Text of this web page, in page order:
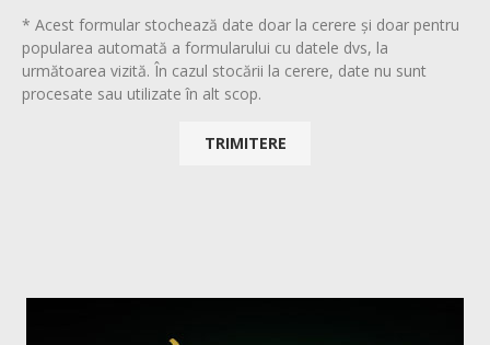
* Acest formular stochează date doar la cerere și doar pentru
popularea automată a formularului cu datele dvs, la
următoarea vizită. În cazul stocării la cerere, date nu sunt
procesate sau utilizate în alt scop.